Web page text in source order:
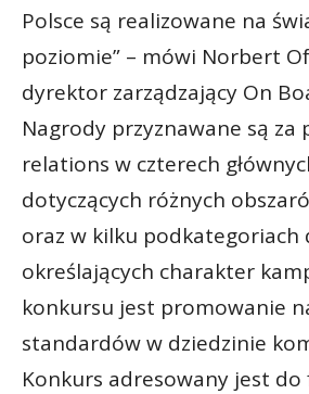
Polsce są realizowane na
poziomie” – mówi Norbert
dyrektor zarządzający On
Nagrody przyznawane są
relations w czterech
dotyczących różnych
oraz w kilku podkategoriach
określających charakter
konkursu jest promowanie
standardów w dziedzinie
Konkurs adresowany jest do